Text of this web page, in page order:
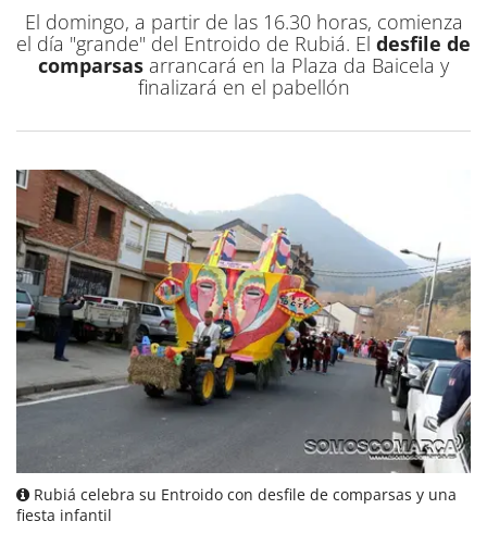
El domingo, a partir de las 16.30 horas, comienza
el día "grande" del Entroido de Rubiá. El desfile de
comparsas arrancará en la Plaza da Baicela y
finalizará en el pabellón
Rubiá celebra su Entroido con desfile de comparsas y una
fiesta infantil